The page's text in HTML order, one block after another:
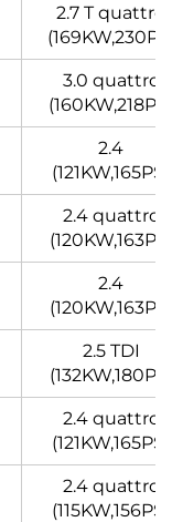
2.7 T quattro
3.0 quattro
(160KW,218PS)
2.4
(121KW,165PS)
2.4 quattro
(120KW,163PS)
2.4
(120KW,163PS)
2.5 TDI
(132KW,180PS)
2.4 quattro
(121KW,165PS)
2.4 quattro
(115KW,156PS)